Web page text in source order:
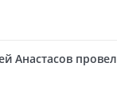
Анастасов